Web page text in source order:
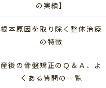
の実績】
根本原因を取り除く整体治療
の特徴
産後の骨盤矯正のＱ＆Ａ、よ
くある質問の一覧